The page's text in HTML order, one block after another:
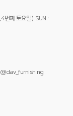
번째 토요일) SUN :
@dav_furnishing